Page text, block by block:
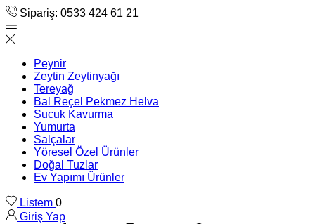
Sipariş: 0533 424 61 21
Peynir
Zeytin Zeytinyağı
Tereyağ
Bal Reçel Pekmez Helva
Sucuk Kavurma
Yumurta
Salçalar
Yöresel Özel Ürünler
Doğal Tuzlar
Ev Yapımı Ürünler
Listem 0
Giriş Yap